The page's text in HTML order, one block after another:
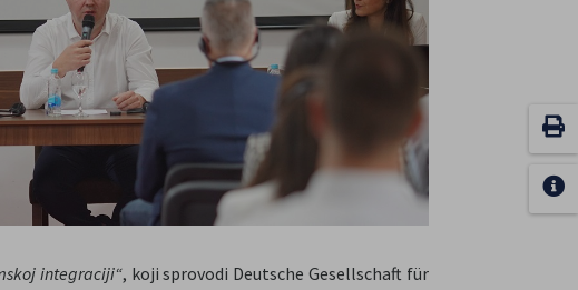
integraciji“, koji sprovodi Deutsche Gesellschaft für